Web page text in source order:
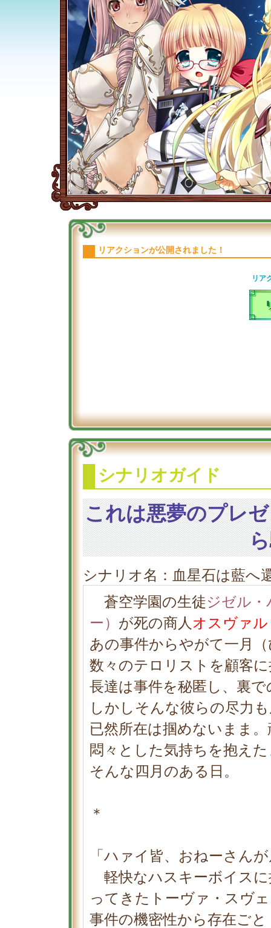
リアクションが公開されました！
リア
シナリオガイド
これは悪夢のプレ
シナリオ名：血星石は藍へ
蒼空学園の生徒ジゼル
ー） が死の商人 オスヴァ
あの事件からやがて一月
数々のテロリストを顧客
長達は事件を秘匿し、裏
しかしそんな彼らの尽力
已然所在は掴めないまま
悶々とした気持ちを抱え
そんな四月のある日。
＊
「ハァイ皆、おねーさん
軽快なハスキーボイス
ってきたトーヴァ・スヴ
事件の機密性から存在ご